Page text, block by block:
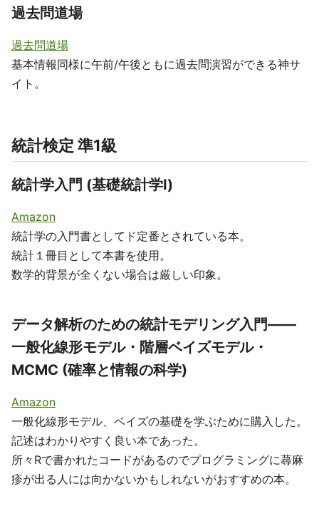
過去問道場
過去問道場
基本情報同様に午前/午後ともに過去問演習ができる神サ
イト。
統計検定 準1級
統計学入門 (基礎統計学Ⅰ)
Amazon
統計学の入門書としてド定番とされている本。
統計１冊目として本書を使用。
数学的背景が全くない場合は厳しい印象。
データ解析のための統計モデリング入門――
一般化線形モデル・階層ベイズモデル・
MCMC (確率と情報の科学)
Amazon
一般化線形モデル、ベイズの基礎を学ぶために購入した。
記述はわかりやすく良い本であった。
所々Rで書かれたコードがあるのでプログラミングに蕁麻
疹が出る人には向かないかもしれないがおすすめの本。